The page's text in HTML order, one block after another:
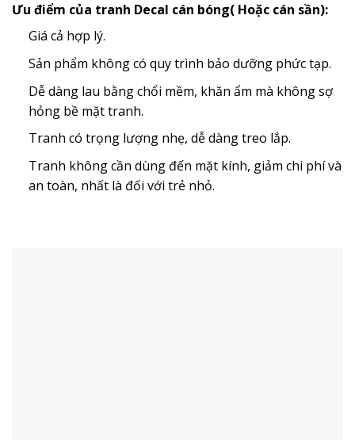
Ưu điểm của tranh Decal cán bóng( Hoặc cán sần):
Giá cả hợp lý.
Sản phẩm không có quy trình bảo dưỡng phức tạp.
Dễ dàng lau bằng chổi mềm, khăn ẩm mà không sợ
hỏng bề mặt tranh.
Tranh có trọng lượng nhẹ, dễ dàng treo lắp.
Tranh không cần dùng đến mặt kính, giảm chi phí và
an toàn, nhất là đối với trẻ nhỏ.